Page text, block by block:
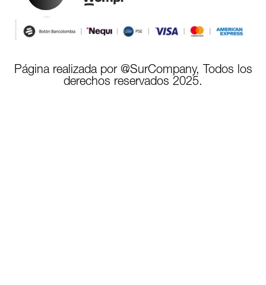
Página realizada por @SurCompany, Todos los
derechos reservados 2025.